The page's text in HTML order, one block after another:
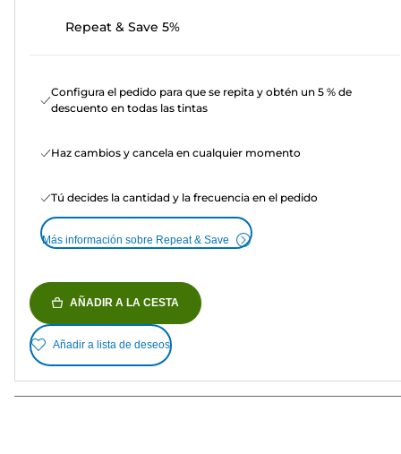
Repeat & Save 5%
Configura el pedido para que se repita y obtén un 5 % de
descuento en todas las tintas
Haz cambios y cancela en cualquier momento
Tú decides la cantidad y la frecuencia en el pedido
Más información sobre Repeat & Save
AÑADIR A LA CESTA
Añadir a lista de deseos